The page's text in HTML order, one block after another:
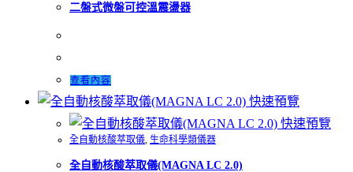
二盤式微盤可控溫震盪器
查看內容
快速預覽
快速預覽
全自動核酸萃取儀, 生命科學類儀器
全自動核酸萃取儀(MAGNA LC 2.0)